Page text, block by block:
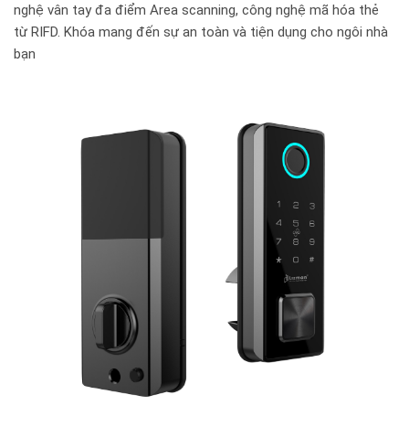
nghệ vân tay đa điểm Area scanning, công nghệ mã hóa thẻ
từ RIFD. Khóa mang đến sự an toàn và tiện dụng cho ngôi nhà
bạn